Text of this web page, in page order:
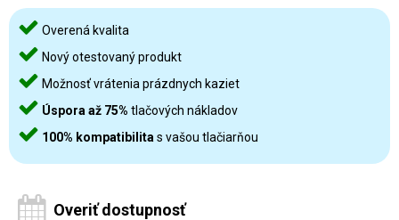
Overená kvalita
Nový otestovaný produkt
Možnosť vrátenia prázdnych kaziet
Úspora až 75% tlačových nákladov
100% kompatibilita s vašou tlačiarňou
Overiť dostupnosť